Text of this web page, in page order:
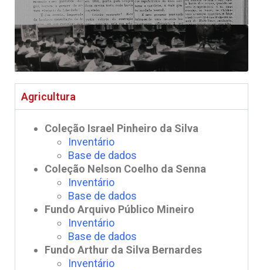
Agricultura
Coleção Israel Pinheiro da Silva
Inventário
Base de dados
Coleção Nelson Coelho da Senna
Inventário
Base de dados
Fundo Arquivo Público Mineiro
Inventário
Base de dados
Fundo Arthur da Silva Bernardes
Inventário